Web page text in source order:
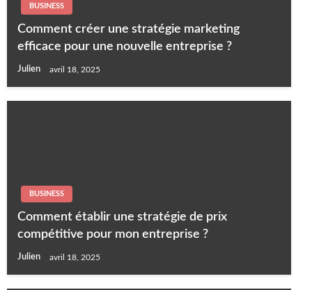
BUSINESS
Comment créer une stratégie marketing
efficace pour une nouvelle entreprise ?
Julien avril 18, 2025
BUSINESS
Comment établir une stratégie de prix
compétitive pour mon entreprise ?
Julien avril 18, 2025